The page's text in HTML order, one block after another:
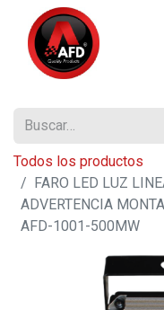
Todos los productos
FARO LED LUZ
ADVERTENCIA
AFD-1001-500MW